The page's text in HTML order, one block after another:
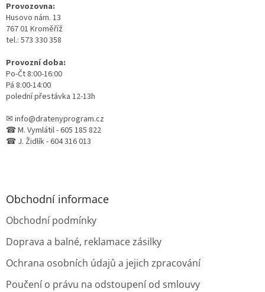
Provozovna:
Husovo nám. 13
767 01 Kroměříž
tel.: 573 330 358
Provozní doba:
Po-Čt 8:00-16:00
Pá 8:00-14:00
polední přestávka 12-13h
✉ info@dratenyprogram.cz
☎ M. Vymlátil - 605 185 822
☎ J. Židlík - 604 316 013
Obchodní informace
Obchodní podmínky
Doprava a balné, reklamace zásilky
Ochrana osobních údajů a jejich zpracování
Poučení o právu na odstoupení od smlouvy